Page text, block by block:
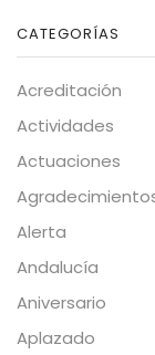
CATEGORÍAS
Acreditación
Actividades
Actuaciones
Alerta
Andalucía
Aniversario
Aplazado